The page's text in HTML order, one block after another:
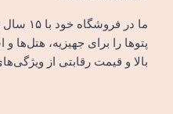
ما در
پتوها را برای جهیزیه، هتل‌ها
بالا و قیمت رقابتی از